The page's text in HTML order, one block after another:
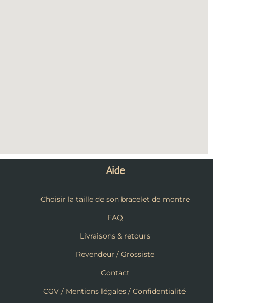
Aide
Choisir la taille de son bracelet de montre
FAQ
Livraisons & retours
Revendeur / Grossiste
Contact
CGV / Mentions légales / Confidentialité